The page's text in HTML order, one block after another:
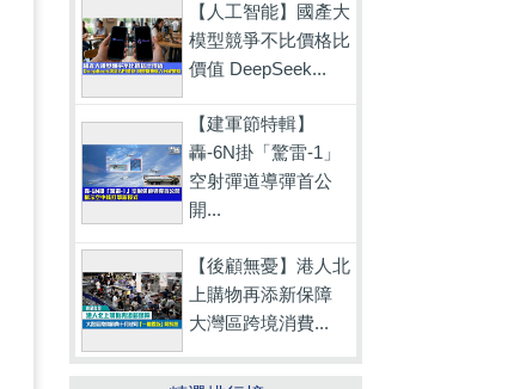
【人工智能】國產大
模型競爭不比價格比
價值 DeepSeek...
【建軍節特輯】
轟-6N掛「驚雷-1」
空射彈道導彈首公
開...
【後顧無憂】港人北
上購物再添新保障
大灣區跨境消費...